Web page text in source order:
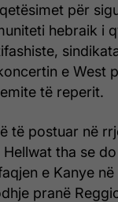
për
hebraik i
e West
të reperit.
të postuar në
Hellwat tha se
e Kanye
pranë